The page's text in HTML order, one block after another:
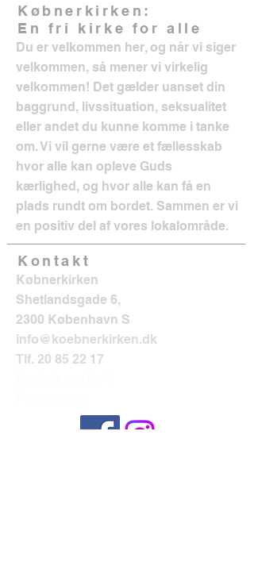
Købnerkirken:
En fri kirke for alle
Du er velkommen her, og når vi siger
velkommen, så mener vi virkelig
velkommen! Det gælder uanset din
baggrund, livssituation, seksualitet
eller andet du kunne komme i tanke
om. Vi vil gerne være et fællesskab
hvor alle kan opleve Guds
kærlighed, og hvor alle kan få en
plads rundt om bordet. Sammen er vi
en positiv del af vores lokalområde.
Kontakt
Købnerkirken
Shetlandsgade 6,
2300 København S
info@koebnerkirken.dk
Tlf. 20 85 22 17